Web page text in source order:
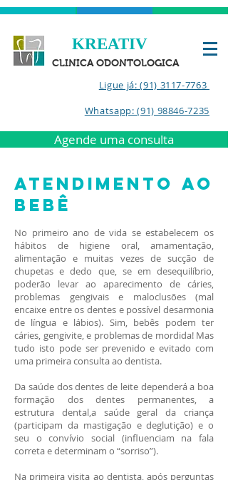
KREATIV
CLINICA ODONTOLOGICA
Ligue já: (91) 3117-7763
Whatsapp: (91) 98846-7235
Agende uma consulta
Atendimento ao
bebê
No primeiro ano de vida se estabelecem os
hábitos de higiene oral, amamentação,
alimentação e muitas vezes de sucção de
chupetas e dedo que, se em desequilíbrio,
poderão levar ao aparecimento de cáries,
problemas gengivais e maloclusões (mal
encaixe entre os dentes e possível desarmonia
de língua e lábios). Sim, bebês podem ter
cáries, gengivite, e problemas de mordida! Mas
tudo isto pode ser prevenido e evitado com
uma primeira consulta ao dentista.
Da saúde dos dentes de leite dependerá a boa
formação dos dentes permanentes, a
estrutura dental,a saúde geral da criança
(participam da mastigação e deglutição) e o
seu o convívio social (influenciam na fala
correta e determinam o “sorriso”).
Na primeira visita ao dentista, após perguntas